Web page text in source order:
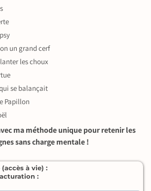
un grand cerf
les choux
se balançait
Papillon
ma méthode unique pour retenir les
sans charge mentale !
à vie) :
: